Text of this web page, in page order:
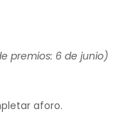
premios: 6 de junio)
aforo.